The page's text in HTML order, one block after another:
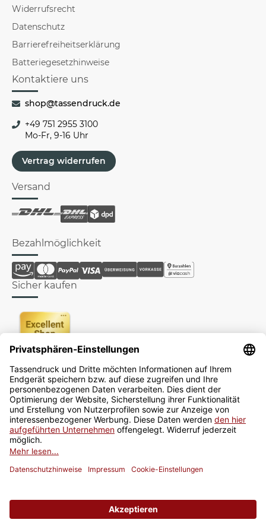
Widerrufsrecht
Datenschutz
Barrierefreiheitserklärung
Batteriegesetzhinweise
Kontaktiere uns
shop@tassendruck.de
+49 751 2955 3100
Mo-Fr, 9-16 Uhr
Vertrag widerrufen
Versand
Bezahlmöglichkeit
Sicher kaufen
Newsletter